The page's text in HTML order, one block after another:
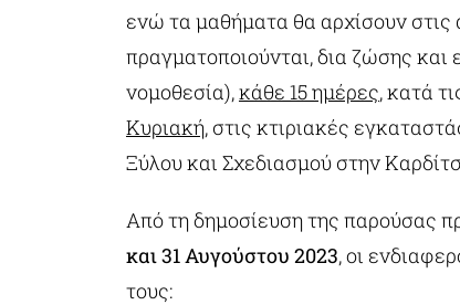
ενώ τα μαθήματα θα αρχίσουν
πραγματοποιούνται, δια ζώσης
νομοθεσία),κάθε 15 ημέρες, κατά
Κυριακή, στις κτιριακές
Ξύλου και Σχεδιασμού στην
Από τη δημοσίευση της παρούσας
και 31 Αυγούστου 2023, οι
τους: